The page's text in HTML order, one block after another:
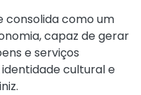
consolida como um
capaz de gerar
e serviços
cultural e